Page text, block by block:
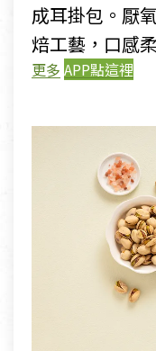
成耳掛包。厭
焙工藝，口感
更多 APP點這裡